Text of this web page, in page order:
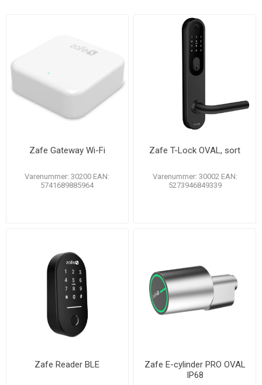
Zafe Gateway Wi-Fi
Varenummer: 30200 EAN:
5741689885964
Zafe T-Lock OVAL, sort
Varenummer: 30002 EAN:
5273946849339
Zafe Reader BLE
Zafe E-cylinder PRO OVAL
IP68